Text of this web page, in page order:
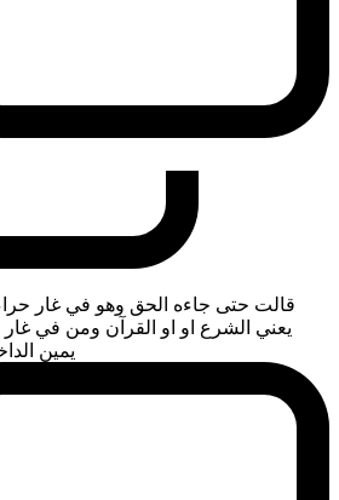
قالت حتى جاءه الحق وهو في غار
يعني الشرع او او القرآن ومن في
يمين